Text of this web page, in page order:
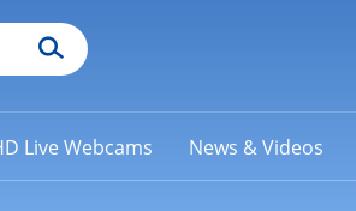
Live Webcams News & Videos